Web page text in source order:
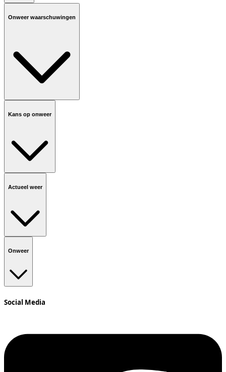
Onweer waarschuwingen
Kans op onweer
Actueel weer
Onweer
Social Media